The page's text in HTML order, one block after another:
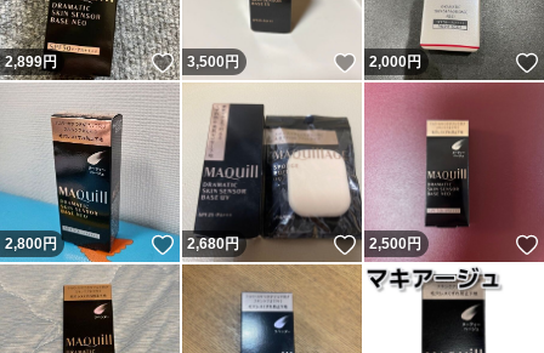
2,899円 いいね！
3,500円 いいね！
2,000円
2,800円 いいね！
2,680円 いいね！
2,500円